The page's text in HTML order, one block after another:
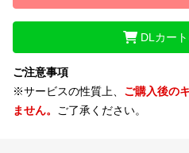
DLカー
ご注意事項
※サービスの性質上、 ご購入後の
ません。 ご了承ください。